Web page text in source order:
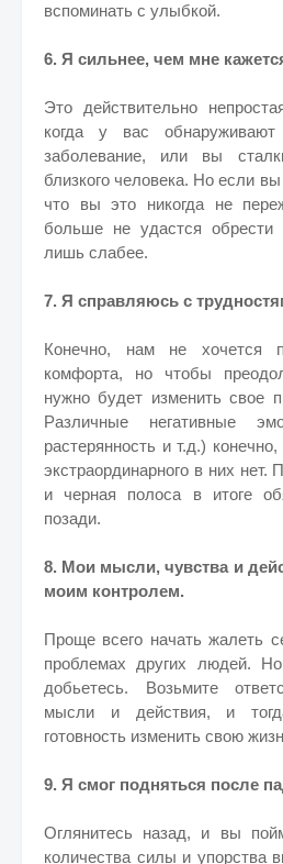
вспоминать с улыбкой.
6. Я сильнее, чем мне
Это действительно
когда у вас обнаруживают
заболевание, или вы
близкого человека. Но если
что вы это никогда не
больше не удастся обрести
лишь слабее.
7. Я справляюсь с
Конечно, нам не хочется
комфорта, но чтобы
нужно будет изменить свое
Различные негативные
растерянность и т.д.)
экстраординарного в них нет.
и черная полоса в итоге
позади.
8. Мои мысли, чувства и
моим контролем.
Проще всего начать жалеть
проблемах других людей.
добьетесь. Возьмите
мысли и действия, и
готовность изменить свою
9. Я смог подняться после
Оглянитесь назад, и вы
количества силы и упорства